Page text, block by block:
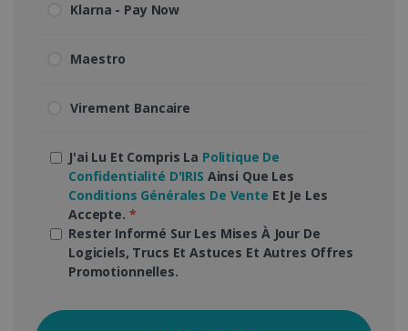
Klarna - Pay Now
Maestro
Virement Bancaire
J'ai Lu Et Compris La Politique De
Confidentialité D'IRIS Ainsi Que Les
Conditions Générales De Vente Et Je Les
Accepte. *
Rester Informé Sur Les Mises À Jour De
Logiciels, Trucs Et Astuces Et Autres Offres
Promotionnelles.